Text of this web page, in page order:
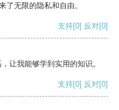
了无限的隐私和自由。
支持[0] 反对[0]
让我能够学到实用的知识。
支持[0] 反对[0]